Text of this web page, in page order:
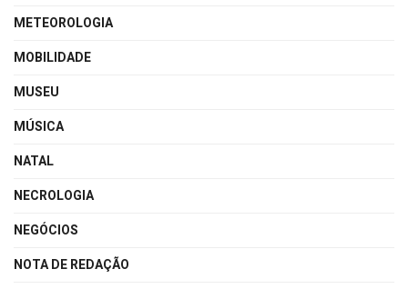
METEOROLOGIA
MOBILIDADE
MUSEU
MÚSICA
NATAL
NECROLOGIA
NEGÓCIOS
NOTA DE REDAÇÃO